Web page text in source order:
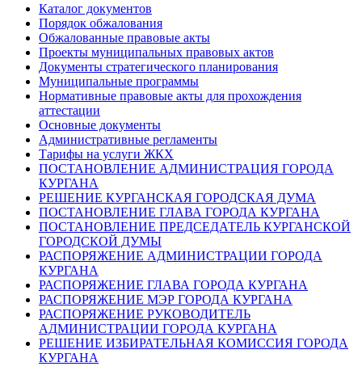
Каталог документов
Порядок обжалования
Обжалованные правовые акты
Проекты муниципальных правовых актов
Документы стратегического планирования
Муниципальные программы
Нормативные правовые акты для прохождения
аттестации
Основные документы
Административные регламенты
Тарифы на услуги ЖКХ
ПОСТАНОВЛЕНИЕ АДМИНИСТРАЦИЯ ГОРОДА
КУРГАНА
РЕШЕНИЕ КУРГАНСКАЯ ГОРОДСКАЯ ДУМА
ПОСТАНОВЛЕНИЕ ГЛАВА ГОРОДА КУРГАНА
ПОСТАНОВЛЕНИЕ ПРЕДСЕДАТЕЛЬ КУРГАНСКОЙ
ГОРОДСКОЙ ДУМЫ
РАСПОРЯЖЕНИЕ АДМИНИСТРАЦИИ ГОРОДА
КУРГАНА
РАСПОРЯЖЕНИЕ ГЛАВА ГОРОДА КУРГАНА
РАСПОРЯЖЕНИЕ МЭР ГОРОДА КУРГАНА
РАСПОРЯЖЕНИЕ РУКОВОДИТЕЛЬ
АДМИНИСТРАЦИИ ГОРОДА КУРГАНА
РЕШЕНИЕ ИЗБИРАТЕЛЬНАЯ КОМИССИЯ ГОРОДА
КУРГАНА